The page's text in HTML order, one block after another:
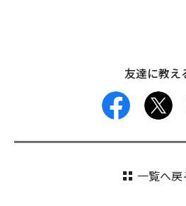
友達に教え
facebook
一覧へ戻